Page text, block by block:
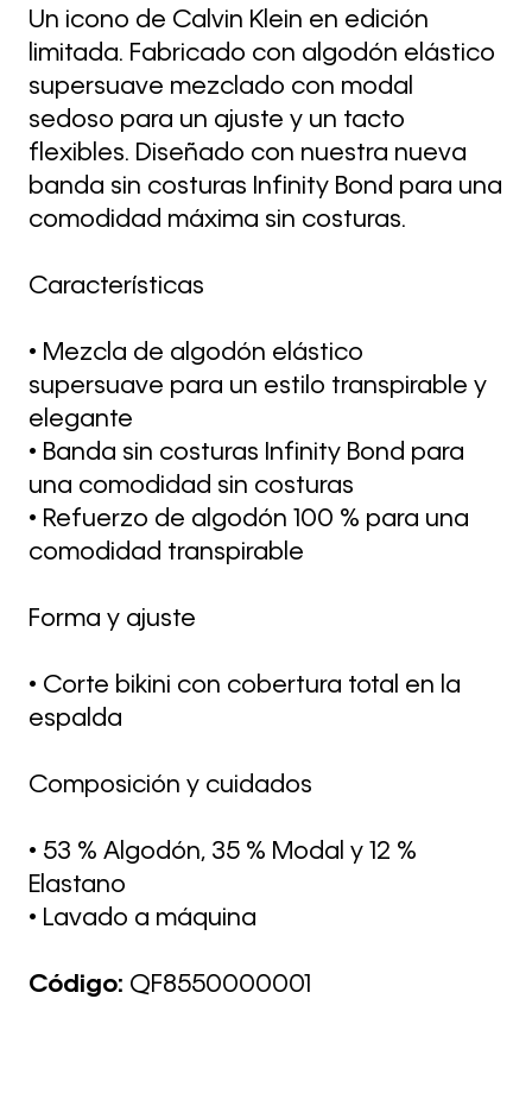
Un icono de Calvin Klein en edición
limitada. Fabricado con algodón elástico
supersuave mezclado con modal
sedoso para un ajuste y un tacto
flexibles. Diseñado con nuestra nueva
banda sin costuras Infinity Bond para una
comodidad máxima sin costuras.
Características
• Mezcla de algodón elástico
supersuave para un estilo transpirable y
elegante
• Banda sin costuras Infinity Bond para
una comodidad sin costuras
• Refuerzo de algodón 100 % para una
comodidad transpirable
Forma y ajuste
• Corte bikini con cobertura total en la
espalda
Composición y cuidados
• 53 % Algodón, 35 % Modal y 12 %
Elastano
• Lavado a máquina
Código: QF8550000001